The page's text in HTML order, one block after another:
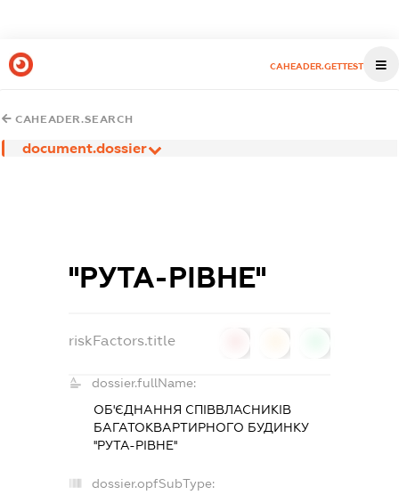
CAHEADER.GETTEST
CAHEADER.SEARCH
document.dossier
''РУТА-РІВНЕ''
riskFactors.title
dossier.fullName:
ОБ'ЄДНАННЯ СПІВВЛАСНИКІВ
БАГАТОКВАРТИРНОГО БУДИНКУ
''РУТА-РІВНЕ''
dossier.opfSubType: